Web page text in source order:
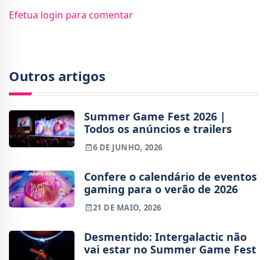
Efetua login para comentar
Outros artigos
Summer Game Fest 2026 |
Todos os anúncios e trailers
6 DE JUNHO, 2026
Confere o calendário de eventos
gaming para o verão de 2026
21 DE MAIO, 2026
Desmentido: Intergalactic não
vai estar no Summer Game Fest